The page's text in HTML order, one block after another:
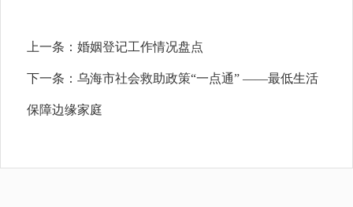
上一条： 婚姻登记工作情况盘点
下一条： 乌海市社会救助政策“一点通” ——最低生活
保障边缘家庭